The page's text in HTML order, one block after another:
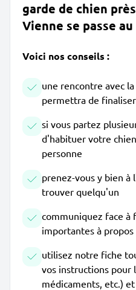
garde de chien
Vienne se passe
Voici nos conseils :
une rencontre avec
permettra de
si vous partez
d'habituer votre
personne
prenez-vous y bien à
trouver quelqu'un
communiquez face à
importantes à
utilisez notre fiche
vos instructions pour
médicaments, etc.)